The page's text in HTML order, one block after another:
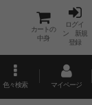
カートの
中身
ログイ
ン 新規
登録
色々検索 マイページ